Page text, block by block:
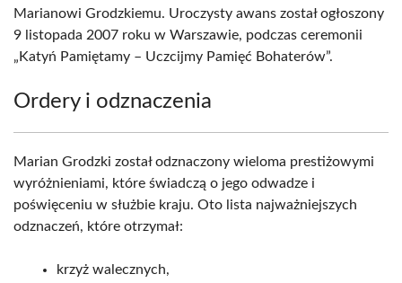
Marianowi Grodzkiemu. Uroczysty awans został ogłoszony
9 listopada 2007 roku w Warszawie, podczas ceremonii
„Katyń Pamiętamy – Uczcijmy Pamięć Bohaterów”.
Ordery i odznaczenia
Marian Grodzki został odznaczony wieloma prestiżowymi
wyróżnieniami, które świadczą o jego odwadze i
poświęceniu w służbie kraju. Oto lista najważniejszych
odznaczeń, które otrzymał:
krzyż walecznych,